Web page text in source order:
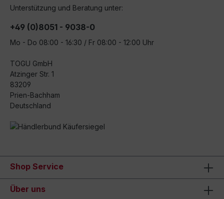
Unterstützung und Beratung unter:
+49 (0)8051 - 9038-0
Mo - Do 08:00 - 16:30 / Fr 08:00 - 12:00 Uhr
TOGU GmbH
Atzinger Str. 1
83209
Prien-Bachham
Deutschland
Shop Service
Über uns